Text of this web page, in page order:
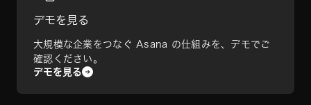
デモを見る
大規模な企業をつなぐ Asana の仕組みを、デモでご
確認ください。
デモを見る